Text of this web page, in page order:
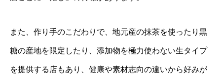
また、作り手のこだわりで、地元産の抹茶を使ったり黒
糖の産地を限定したり、添加物を極力使わない生タイプ
を提供する店もあり、健康や素材志向の違いから好みが